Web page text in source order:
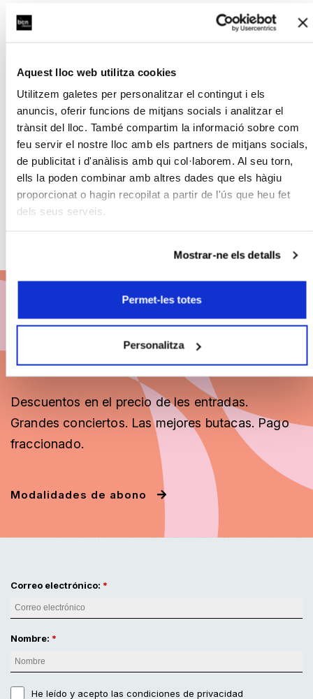
Aquest lloc web utilitza cookies
Utilitzem galetes per personalitzar el contingut i els
anuncis, oferir funcions de mitjans socials i analitzar el
trànsit del lloc. També compartim la informació sobre com
feu servir el nostre lloc amb els partners de mitjans socials,
de publicitat i d'anàlisis amb qui col·laborem. Al seu torn,
ells la poden combinar amb altres dades que els hàgiu
proporcionat o hagin recopilat a partir de l'ús que heu fet
dels seus serveis.
Mostrar-ne els detalls
Permet-les totes
Personalitza
Condiciones, devoluciones y cambios
Con la colaboración de:
Abónate a BCN
Clàssics 26/27
Descuentos en el precio de les entradas.
Grandes conciertos. Las mejores butacas. Pago
fraccionado.
Modalidades de abono
Correo electrónico:
Nombre:
He leído y acepto las condiciones de privacidad